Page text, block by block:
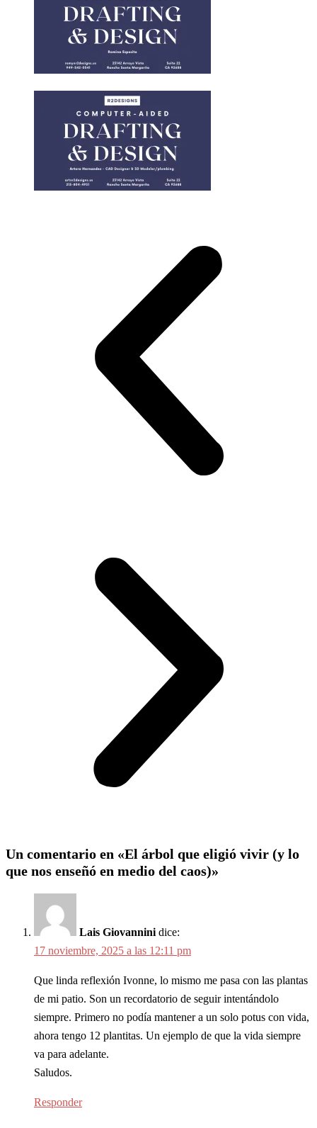
Un comentario en «El árbol que eligió vivir (y lo
que nos enseñó en medio del caos)»
Lais Giovannini dice:
17 noviembre, 2025 a las 12:11 pm
Que linda reflexión Ivonne, lo mismo me pasa con las plantas
de mi patio. Son un recordatorio de seguir intentándolo
siempre. Primero no podía mantener a un solo potus con vida,
ahora tengo 12 plantitas. Un ejemplo de que la vida siempre
va para adelante.
Saludos.
Responder